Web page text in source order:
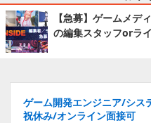
【急募】ゲームメデ
の編集スタッフorラ
ゲーム開発エンジニア/シス
祝休み/オンライン面接可